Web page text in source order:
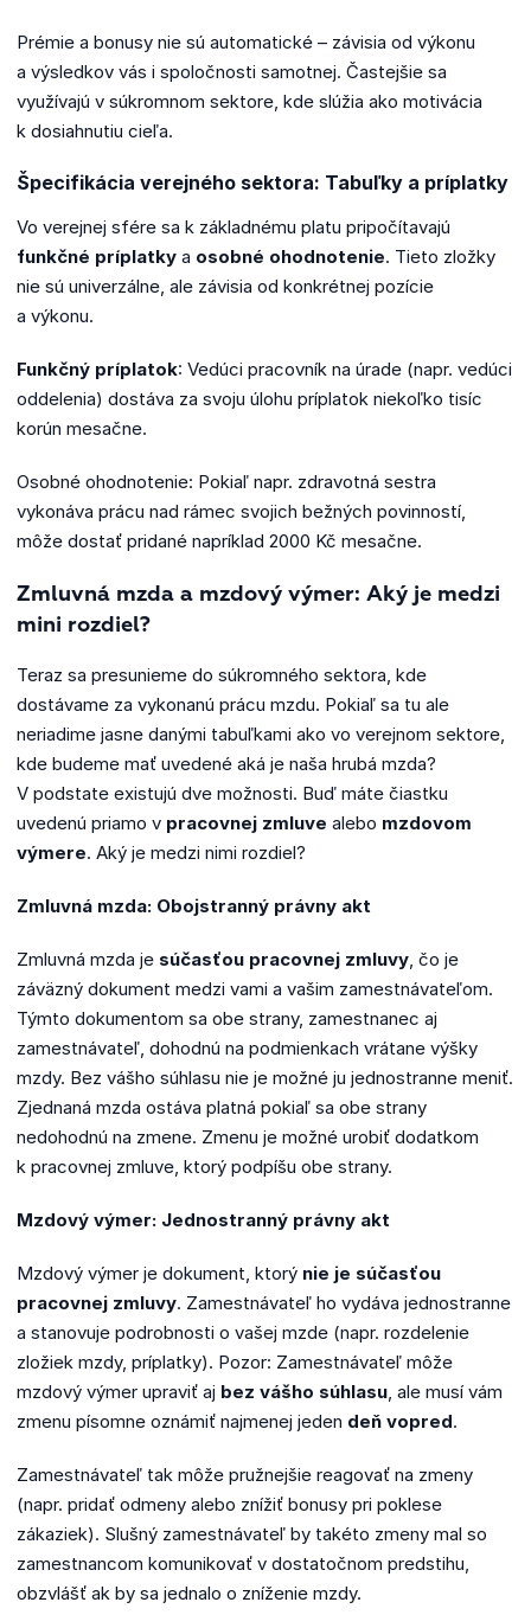
Prémie a bonusy nie sú automatické – závisia od výkonu
a výsledkov vás i spoločnosti samotnej. Častejšie sa
využívajú v súkromnom sektore, kde slúžia ako motivácia
k dosiahnutiu cieľa.
Špecifikácia verejného sektora: Tabuľky a príplatky
Vo verejnej sfére sa k základnému platu pripočítavajú
funkčné príplatky a osobné ohodnotenie. Tieto zložky
nie sú univerzálne, ale závisia od konkrétnej pozície
a výkonu.
Funkčný príplatok: Vedúci pracovník na úrade (napr. vedúci
oddelenia) dostáva za svoju úlohu príplatok niekoľko tisíc
korún mesačne.
Osobné ohodnotenie: Pokiaľ napr. zdravotná sestra
vykonáva prácu nad rámec svojich bežných povinností,
môže dostať pridané napríklad 2000 Kč mesačne.
Zmluvná mzda a mzdový výmer: Aký je medzi
mini rozdiel?
Teraz sa presunieme do súkromného sektora, kde
dostávame za vykonanú prácu mzdu. Pokiaľ sa tu ale
neriadime jasne danými tabuľkami ako vo verejnom sektore,
kde budeme mať uvedené aká je naša hrubá mzda?
V podstate existujú dve možnosti. Buď máte čiastku
uvedenú priamo v pracovnej zmluve alebo mzdovom
výmere. Aký je medzi nimi rozdiel?
Zmluvná mzda: Obojstranný právny akt
Zmluvná mzda je súčasťou pracovnej zmluvy, čo je
záväzný dokument medzi vami a vašim zamestnávateľom.
Týmto dokumentom sa obe strany, zamestnanec aj
zamestnávateľ, dohodnú na podmienkach vrátane výšky
mzdy. Bez vášho súhlasu nie je možné ju jednostranne meniť.
Zjednaná mzda ostáva platná pokiaľ sa obe strany
nedohodnú na zmene. Zmenu je možné urobiť dodatkom
k pracovnej zmluve, ktorý podpíšu obe strany.
Mzdový výmer: Jednostranný právny akt
Mzdový výmer je dokument, ktorý nie je súčasťou
pracovnej zmluvy. Zamestnávateľ ho vydáva jednostranne
a stanovuje podrobnosti o vašej mzde (napr. rozdelenie
zložiek mzdy, príplatky). Pozor: Zamestnávateľ môže
mzdový výmer upraviť aj bez vášho súhlasu, ale musí vám
zmenu písomne oznámiť najmenej jeden deň vopred.
Zamestnávateľ tak môže pružnejšie reagovať na zmeny
(napr. pridať odmeny alebo znížiť bonusy pri poklese
zákaziek). Slušný zamestnávateľ by takéto zmeny mal so
zamestnancom komunikovať v dostatočnom predstihu,
obzvlášť ak by sa jednalo o zníženie mzdy.